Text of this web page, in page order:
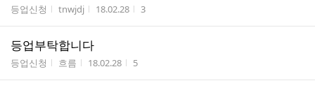
게시판명
등업신청 작성자
tnwjdj 작성시간
18.02.28 조회수
3
등업부탁합니다
게시판명
등업신청 작성자
흐름 작성시간
18.02.28 조회수
5